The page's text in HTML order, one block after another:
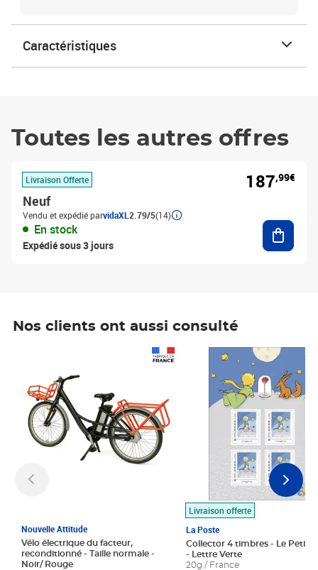
Caractéristiques
Toutes les autres offres
Livraison Offerte
Neuf
Vendu et expédié parvidaXL 2.79/5(14)
En stock
Expédié sous 3 jours
187,99€
Nos clients ont aussi consulté
Nouvelle Attitude
Vélo électrique du facteur,
reconditionné - Taille normale -
Noir/ Rouge
Livraison offerte
La Poste
Collector 4 timbres - Le Petit
- Lettre Verte
20g / France
Prix 7,50€